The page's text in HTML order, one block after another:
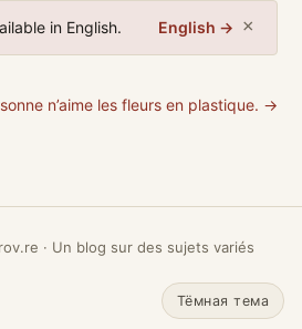
in English. English → ×
n’aime les fleurs en plastique. →
· Un blog sur des sujets variés
Тёмная тема